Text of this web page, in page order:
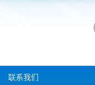
联系我们